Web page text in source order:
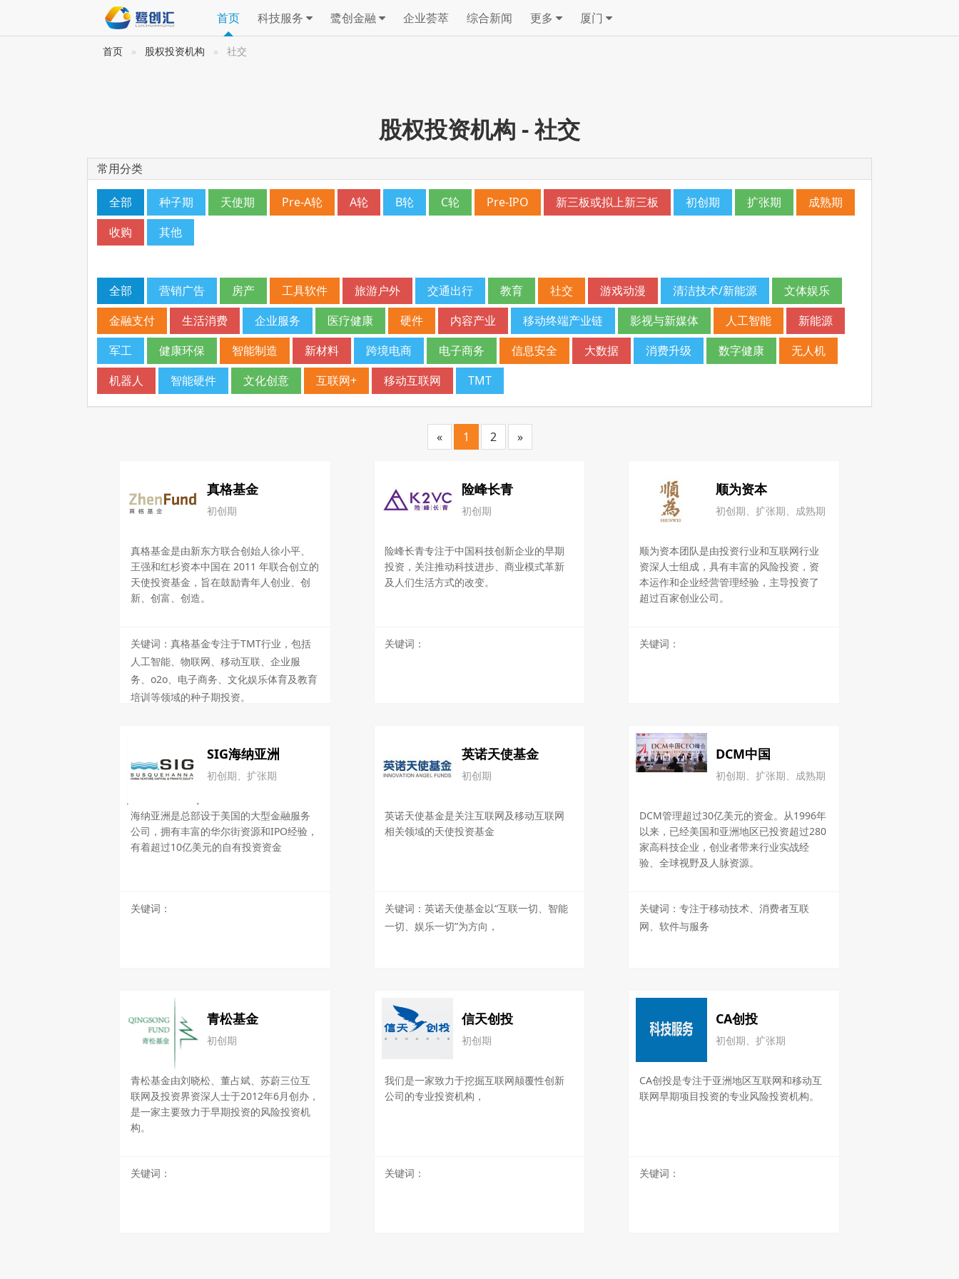
首页 科技服务 鹭创金融 企业荟萃 综合新闻 更多 厦门
首页 股权投资机构 社交
股权投资机构 - 社交
常用分类
全部 种子期 天使期 Pre-A轮 A轮 B轮 C轮 Pre-IPO 新三板或拟上新三板 初创期 扩张期
成熟期
收购
其他
全部 营销广告 房产 工具软件 旅游户外 交通出行 教育 社交 游戏动漫 清洁技术/新能源
文体娱乐
金融支付
生活消费 企业服务 医疗健康 硬件 内容产业 移动终端产业链 影视与新媒体 人工智能
新能源
军工
健康环保 智能制造 新材料 跨境电商 电子商务 信息安全 大数据 消费升级 数字健康
无人机
机器人
智能硬件 文化创意 互联网+ 移动互联网 TMT
« 1 2 »
真格基金
初创期
真格基金是由新东方联合创始人徐小平、
王强和红杉资本中国在 2011 年联合创立的
天使投资基金，旨在鼓励青年人创业、创
新、创富、创造。
关键词：真格基金专注于TMT行业，包括
人工智能、物联网、移动互联、企业服
务、o2o、电子商务、文化娱乐体育及教育
培训等领域的种子期投资。
险峰长青
初创期
险峰长青专注于中国科技创新企业的早期
投资，关注推动科技进步、商业模式革新
及人们生活方式的改变。
关键词：
顺为资本
初创期、扩张期、成熟期
顺为资本团队是由投资行业和互联网行业
资深人士组成，具有丰富的风险投资，资
本运作和企业经营管理经验，主导投资了
超过百家创业公司。
关键词：
SIG海纳亚洲
初创期、扩张期
海纳亚洲是总部设于美国的大型金融服务
公司，拥有丰富的华尔街资源和IPO经验，
有着超过10亿美元的自有投资资金
关键词：
英诺天使基金
初创期
英诺天使基金是关注互联网及移动互联网
相关领域的天使投资基金
关键词：英诺天使基金以“互联一切、智能
一切、娱乐一切”为方向，
DCM中国
初创期、扩张期、成熟期
DCM管理超过30亿美元的资金。从1996年
以来，已经美国和亚洲地区已投资超过280
家高科技企业，创业者带来行业实战经
验、全球视野及人脉资源。
关键词：专注于移动技术、消费者互联
网、软件与服务
青松基金
初创期
青松基金由刘晓松、董占斌、苏蔚三位互
联网及投资界资深人士于2012年6月创办，
是一家主要致力于早期投资的风险投资机
构。
关键词：
信天创投
初创期
我们是一家致力于挖掘互联网颠覆性创新
公司的专业投资机构，
关键词：
CA创投
初创期、扩张期
CA创投是专注于亚洲地区互联网和移动互
联网早期项目投资的专业风险投资机构。
关键词：